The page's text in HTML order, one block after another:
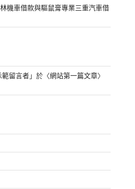
機車借款與驅鼠膏專業三重汽車借
留言者」於〈網站第一篇文章〉